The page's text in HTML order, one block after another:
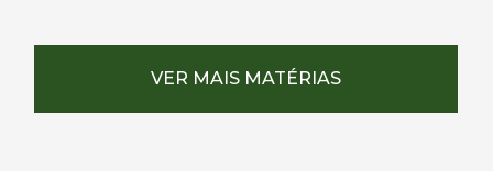
VER MAIS MATÉRIAS